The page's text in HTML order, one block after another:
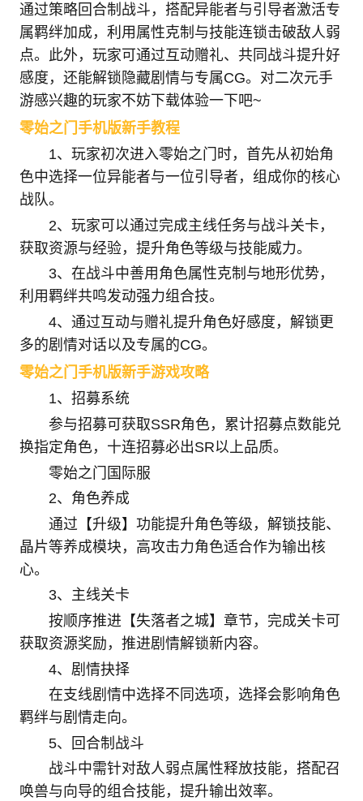
通过策略回合制战斗，搭配异能者与引导者激活专
属羁绊加成，利用属性克制与技能连锁击破敌人弱
点。此外，玩家可通过互动赠礼、共同战斗提升好
感度，还能解锁隐藏剧情与专属CG。对二次元手
游感兴趣的玩家不妨下载体验一下吧~
零始之门手机版新手教程
1、玩家初次进入零始之门时，首先从初始角
色中选择一位异能者与一位引导者，组成你的核心
战队。
2、玩家可以通过完成主线任务与战斗关卡，
获取资源与经验，提升角色等级与技能威力。
3、在战斗中善用角色属性克制与地形优势，
利用羁绊共鸣发动强力组合技。
4、通过互动与赠礼提升角色好感度，解锁更
多的剧情对话以及专属的CG。
零始之门手机版新手游戏攻略
1、招募系统
参与招募可获取SSR角色，累计招募点数能兑
换指定角色，十连招募必出SR以上品质。
零始之门国际服
2、角色养成
通过【升级】功能提升角色等级，解锁技能、
晶片等养成模块，高攻击力角色适合作为输出核
心。
3、主线关卡
按顺序推进【失落者之城】章节，完成关卡可
获取资源奖励，推进剧情解锁新内容。
4、剧情抉择
在支线剧情中选择不同选项，选择会影响角色
羁绊与剧情走向。
5、回合制战斗
战斗中需针对敌人弱点属性释放技能，搭配召
唤兽与向导的组合技能，提升输出效率。